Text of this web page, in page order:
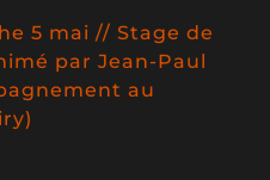
5 mai // Stage de
par Jean-Paul
au